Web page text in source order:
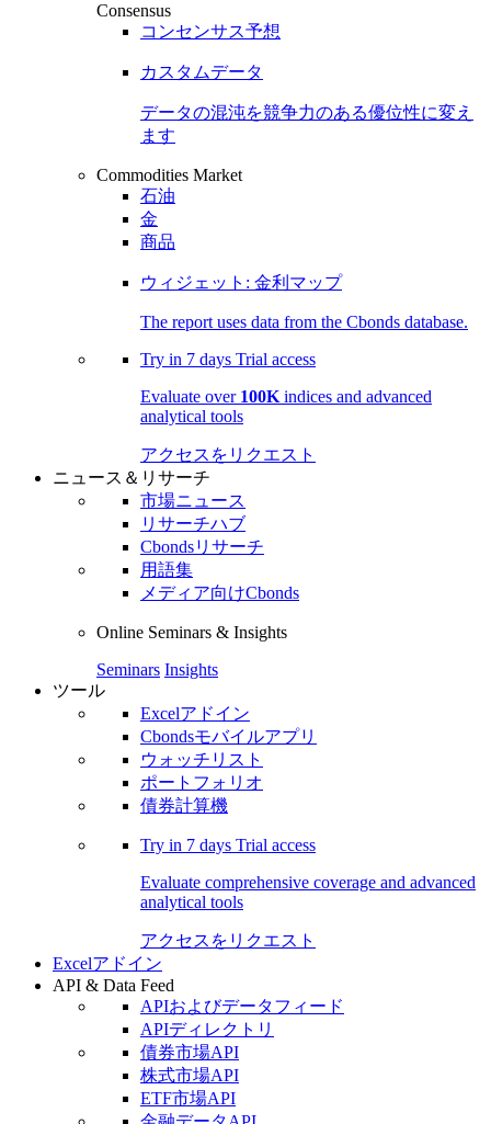
Consensus
コンセンサス予想
カスタムデータ
データの混沌を競争力のある優位性に変え
ます
Commodities Market
石油
金
商品
ウィジェット: 金利マップ
The report uses data from the Cbonds database.
Try in 7 days Trial access
Evaluate over 100K indices and advanced
analytical tools
アクセスをリクエスト
ニュース＆リサーチ
市場ニュース
リサーチハブ
Cbondsリサーチ
用語集
メディア向けCbonds
Online Seminars & Insights
Seminars Insights
ツール
Excelアドイン
Cbondsモバイルアプリ
ウォッチリスト
ポートフォリオ
債券計算機
Try in 7 days Trial access
Evaluate comprehensive coverage and advanced
analytical tools
アクセスをリクエスト
Excelアドイン
API & Data Feed
APIおよびデータフィード
APIディレクトリ
債券市場API
株式市場API
ETF市場API